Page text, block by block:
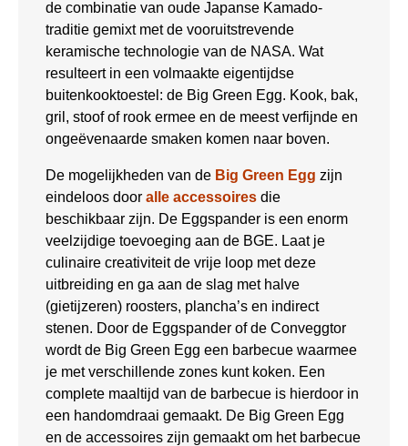
de combinatie van oude Japanse Kamado-
traditie gemixt met de vooruitstrevende
keramische technologie van de NASA. Wat
resulteert in een volmaakte eigentijdse
buitenkooktoestel: de Big Green Egg. Kook, bak,
gril, stoof of rook ermee en de meest verfijnde en
ongeëvenaarde smaken komen naar boven.
De mogelijkheden van de Big Green Egg zijn
eindeloos door alle accessoires die
beschikbaar zijn. De Eggspander is een enorm
veelzijdige toevoeging aan de BGE. Laat je
culinaire creativiteit de vrije loop met deze
uitbreiding en ga aan de slag met halve
(gietijzeren) roosters, plancha’s en indirect
stenen. Door de Eggspander of de Conveggtor
wordt de Big Green Egg een barbecue waarmee
je met verschillende zones kunt koken. Een
complete maaltijd van de barbecue is hierdoor in
een handomdraai gemaakt. De Big Green Egg
en de accessoires zijn gemaakt om het barbecue